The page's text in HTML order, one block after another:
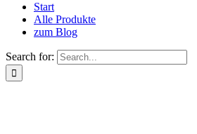
Start
Alle Produkte
zum Blog
Search for: